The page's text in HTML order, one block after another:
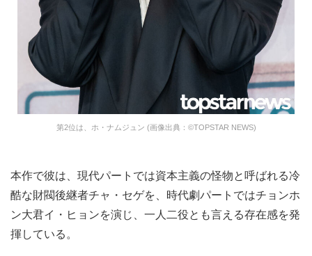
第2位は、ホ・ナムジュン (画像出典：©TOPSTAR NEWS)
本作で彼は、現代パートでは資本主義の怪物と呼ばれる冷
酷な財閥後継者チャ・セゲを、時代劇パートではチョンホ
ン大君イ・ヒョンを演じ、一人二役とも言える存在感を発
揮している。